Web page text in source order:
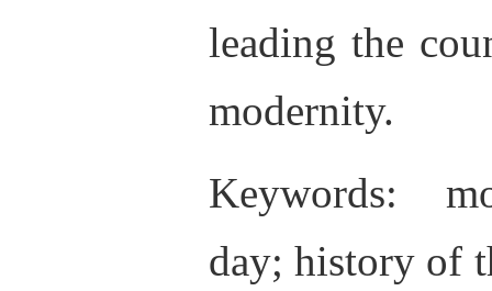
leading the
modernity.
Keywords:
day; history of